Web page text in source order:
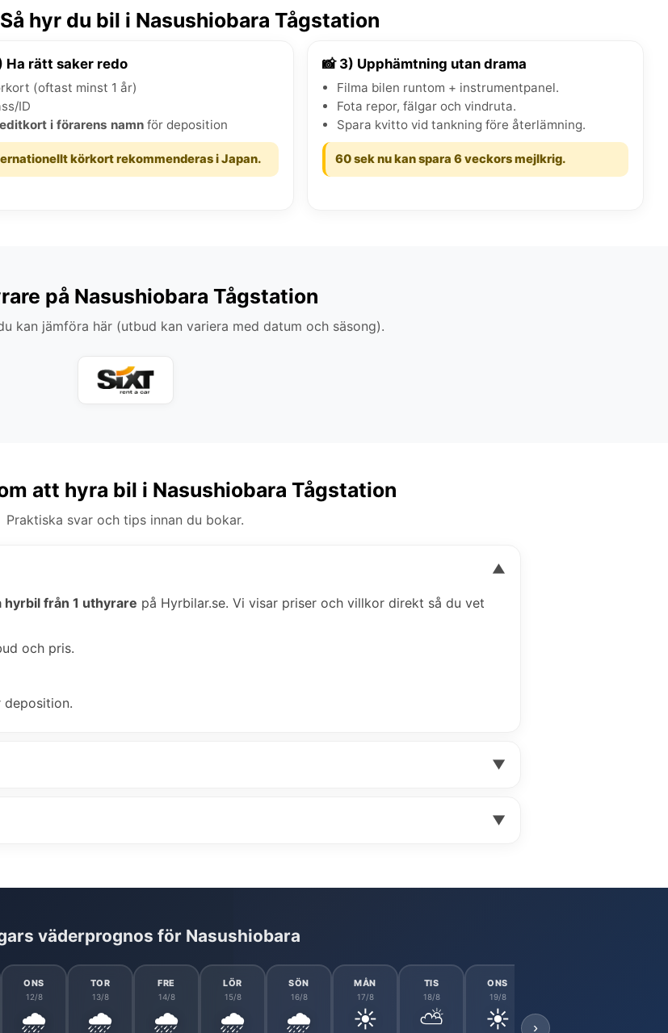
hyr du bil i Nasushiobara Tågstation
Ha rätt saker redo
(oftast minst 1 år)
ID
i förarens namn för deposition
körkort rekommenderas i Japan.
📸 3) Upphämtning utan drama
Filma bilen runtom + instrumentpanel.
Fota repor, fälgar och vindruta.
Spara kvitto vid tankning före återlämning.
60 sek nu kan spara 6 veckors mejlkrig.
på Nasushiobara Tågstation
kan jämföra här (utbud kan variera med datum och säsong).
att hyra bil i Nasushiobara Tågstation
Praktiska svar och tips innan du bokar.
▼
hyrbil från 1 uthyrare på Hyrbilar.se. Vi visar priser och villkor direkt så du vet
och pris.
deposition.
▼
▼
väderprognos för Nasushiobara
ONS
12/8
🌧️
TOR
13/8
🌧️
FRE
14/8
🌧️
LÖR
15/8
🌧️
SÖN
16/8
🌧️
MÅN
17/8
☀️
TIS
18/8
⛅
ONS
19/8
☀️ ›